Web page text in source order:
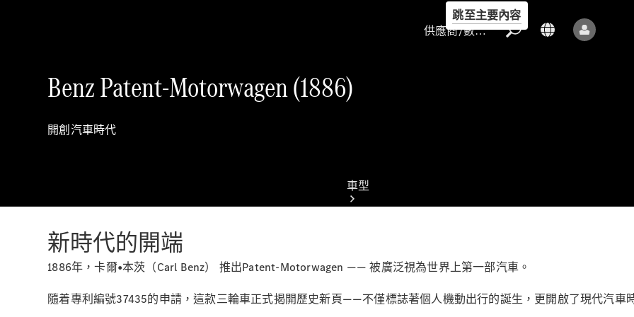
跳至主要內容
車型
所有車型
供應商/數據保護
Benz Patent-Motorwagen (1886)
開創汽車時代
新時代的開端
1886年，卡爾•本茨（Carl Benz） 推出Patent-Motorwagen —— 被廣泛視為世界上第一部汽車。
隨着專利編號37435的申請，這款三輪車正式揭開歷史新頁——不僅標誌著個人機動出行的誕生，更開啟了現代汽車